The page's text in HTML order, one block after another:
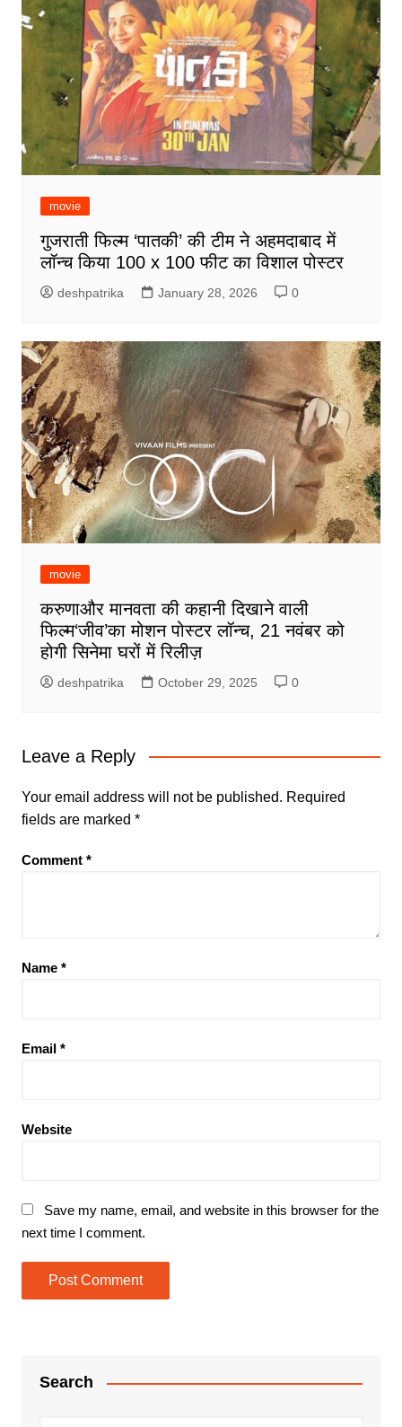
movie
गुजराती फिल्म ‘पातकी’ की टीम ने अहमदाबाद में
लॉन्च किया 100 x 100 फीट का विशाल पोस्टर
deshpatrika January 28, 2026 0
movie
करुणाऔर मानवता की कहानी दिखाने वाली
फिल्म‘जीव’का मोशन पोस्टर लॉन्च, 21 नवंबर को
होगी सिनेमा घरों में रिलीज़
deshpatrika October 29, 2025 0
Leave a Reply
Your email address will not be published. Required
fields are marked *
Comment *
Name *
Email *
Website
Save my name, email, and website in this browser for the
next time I comment.
Search